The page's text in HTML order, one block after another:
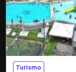
Turismo